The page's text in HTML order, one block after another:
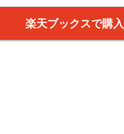
楽天ブックスで購入